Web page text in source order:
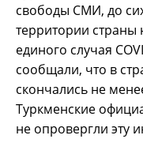
свободы СМИ, до
территории страны
единого случая
сообщали, что в
скончались не
Туркменские
не опровергли эту